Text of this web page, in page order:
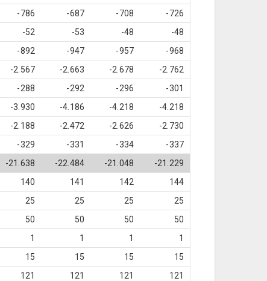
-786 -687 -708
-726
-52 -53 -48
-48
-892 -947 -957
-968
-2.567 -2.663 -2.678
-2.762
-288 -292 -296
-301
-3.930 -4.186 -4.218
-4.218
-2.188 -2.472 -2.626
-2.730
-329 -331 -334
-337
-21.638 -22.484 -21.048
-21.229
140 141 142
144
25 25 25
25
50 50 50
50
1 1 1
1
15 15 15
15
121 121 121
121